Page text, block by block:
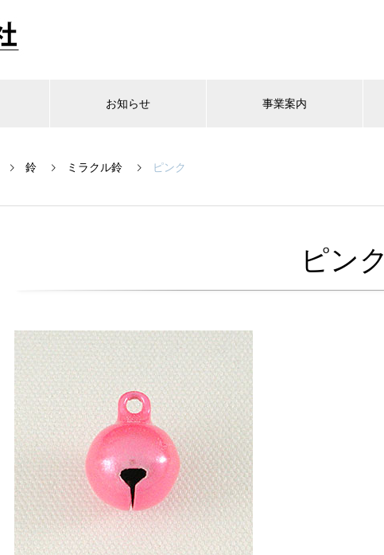
お知らせ 事業案内
鈴 ミラクル鈴 ピンク
ピンク